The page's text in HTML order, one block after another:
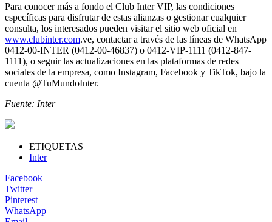
Para conocer más a fondo el Club Inter VIP, las condiciones
específicas para disfrutar de estas alianzas o gestionar cualquier
consulta, los interesados pueden visitar el sitio web oficial en
www.clubinter.com.ve, contactar a través de las líneas de WhatsApp
0412-00-INTER (0412-00-46837) o 0412-VIP-1111 (0412-847-
1111), o seguir las actualizaciones en las plataformas de redes
sociales de la empresa, como Instagram, Facebook y TikTok, bajo la
cuenta @TuMundoInter.
Fuente: Inter
ETIQUETAS
Inter
Facebook
Twitter
Pinterest
WhatsApp